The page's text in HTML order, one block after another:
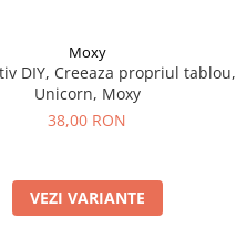
Moxy
DIY, Creeaza propriul tablou,
Unicorn, Moxy
38,00 RON
VEZI VARIANTE